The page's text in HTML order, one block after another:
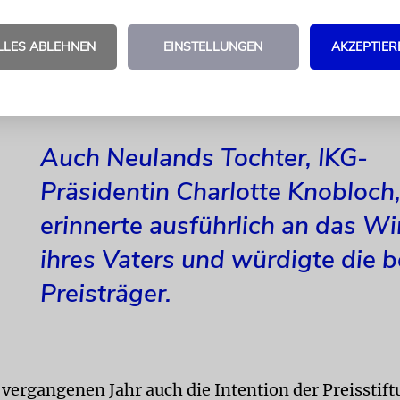
Überzeugung, »dass es eben nicht ausreicht,
zu haben, solange diese nicht oder nur
Auch Neulands Tochter, IKG-
Präsidentin Charlotte Knobloch,
erinnerte ausführlich an das
ihres Vaters und würdigte die
Preisträger.
Jahr auch die Intention der
ABLEHNEN EINSTELLUNGEN